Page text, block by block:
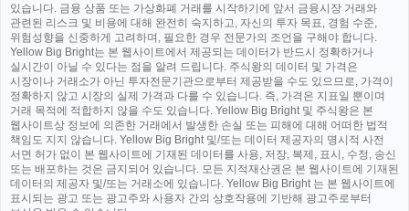
있습니다. 금융 상품 또는 가상화폐 거래를 시작하기에 앞서 금융시장 거래와
관련된 리스크 및 비용에 대해 완전히 숙지하고, 자신의 투자 목표, 경험 수준,
위험성향을 신중하게 고려하며, 필요한 경우 전문가의 조언을 구해야 합니다.
Yellow Big Bright는 본 웹사이트에서 제공되는 데이터가 반드시 정확하거나
실시간이 아닐 수 있다는 점을 알려 드립니다. 주식왕의 데이터 및 가격은
시장이나 거래소가 아닌 투자전문기관으로부터 제공받을 수도 있으므로, 가격이
정확하지 않고 시장의 실제 가격과 다를 수 있습니다. 즉, 가격은 지표일 뿐이며
거래 목적에 적합하지 않을 수도 있습니다. Yellow Big Bright 및 주식왕은 본
웹사이트상 정보에 의존한 거래에서 발생한 손실 또는 피해에 대해 어떠한 법적
책임도 지지 않습니다. Yellow Big Bright 및/또는 데이터 제공자의 명시적 사전
서면 허가 없이 본 웹사이트에 기재된 데이터를 사용, 저장, 복제, 표시, 수정, 송신
또는 배포하는 것은 금지되어 있습니다. 모든 지적재산권은 본 웹사이트에 기재된
데이터의 제공자 및/또는 거래소에 있습니다. Yellow Big Bright 는 본 웹사이트에
표시되는 광고 또는 광고주와 사용자 간의 상호작용에 기반해 광고주로부터